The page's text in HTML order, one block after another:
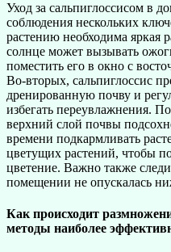
Уход за сальпиглоссисом в
соблюдения нескольких
растению необходима яркая
солнце может вызывать
поместить его в окно с
Во-вторых, сальпиглоссис
дренированную почву и
избегать переувлажнения.
верхний слой почвы
времени подкармливать
цветущих растений, чтобы
цветение. Важно также
помещении не опускалась
Как происходит
методы наиболее